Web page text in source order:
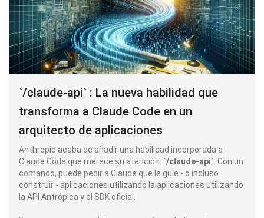
`/claude-api` : La nueva habilidad que
transforma a Claude Code en un
arquitecto de aplicaciones
Anthropic acaba de añadir una habilidad incorporada a
Claude Code que merece su atención: `/claude-api` . Con un
comando, puede pedir a Claude que le guíe - o incluso
construir - aplicaciones utilizando la aplicaciones utilizando
la API Antrópica y el SDK oficial.